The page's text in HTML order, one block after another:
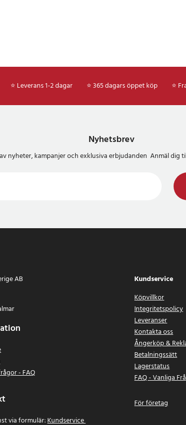
⭐ Leverans 1-2 dagar ⭐ 365 dagars öppet köp ⭐
Nyhetsbrev
nyheter, kampanjer och exklusiva erbjudanden Anmäl dig
AB
- FAQ
via formulär:Kundservice
Kundservice
Köpvillkor
Integritetspolicy
Leveranser
Kontakta oss
Ångerköp &
Betalningssätt
Lagerstatus
FAQ - Vanliga
För företag